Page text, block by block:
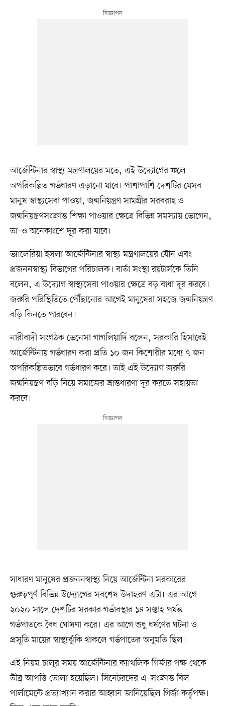
আর্জেন্টিনার স্বাস্থ্য মন্ত্রণালয়ের মতে, এই উদ্যোগের ফলে
অপরিকল্পিত গর্ভধারণ এড়ানো যাবে। পাশাপাশি দেশটির যেসব
মানুষ স্বাস্থ্যসেবা পাওয়া, জন্মনিয়ন্ত্রণ সামগ্রীর সরবরাহ ও
জন্মনিয়ন্ত্রণসংক্রান্ত শিক্ষা পাওয়ার ক্ষেত্রে বিভিন্ন সমস্যায় ভোগেন,
তা–ও অনেকাংশে দূর করা যাবে।
ভ্যালেরিয়া ইসলা আর্জেন্টিনার স্বাস্থ্য মন্ত্রণালয়ের যৌন এবং
প্রজননস্বাস্থ্য বিভাগের পরিচালক। বার্তা সংস্থা রয়টার্সকে তিনি
বলেন, এ উদ্যোগ স্বাস্থ্যসেবা পাওয়ার ক্ষেত্রে বড় বাধা দূর করবে।
জরুরি পরিস্থিতিতে পৌঁছানোর আগেই মানুষেরা সহজে জন্মনিয়ন্ত্রণ
বড়ি কিনতে পারবেন।
নারীবাদী সংগঠক ভেনেসা গাগলিয়ার্দি বলেন, সরকারি হিসাবেই
আর্জেন্টিনায় গর্ভধারণ করা প্রতি ১০ জন কিশোরীর মধ্যে ৭ জন
অপরিকল্পিতভাবে গর্ভধারণ করে। তাই এই উদ্যোগ জরুরি
জন্মনিয়ন্ত্রণ বড়ি নিয়ে সমাজের ভ্রান্তধারণা দূর করতে সহায়তা
করবে।
সাধারণ মানুষের প্রজননস্বাস্থ্য নিয়ে আর্জেন্টিনা সরকারের
গুরুত্বপূর্ণ বিভিন্ন উদ্যোগের সবশেষ উদাহরণ এটা। এর আগে
২০২০ সালে দেশটির সরকার গর্ভাবস্থার ১৪ সপ্তাহ পর্যন্ত
গর্ভপাতকে বৈধ ঘোষণা করে। এর আগে শুধু ধর্ষণের ঘটনা ও
প্রসূতি মায়ের স্বাস্থ্যঝুঁকি থাকলে গর্ভপাতের অনুমতি ছিল।
এই নিয়ম চালুর সময় আর্জেন্টিনার ক্যাথলিক গির্জার পক্ষ থেকে
তীব্র আপত্তি তোলা হয়েছিল। সিনেটরদের এ–সংক্রান্ত বিল
পার্লামেন্টে প্রত্যাখ্যান করার আহ্বান জানিয়েছিল গির্জা কর্তৃপক্ষ।